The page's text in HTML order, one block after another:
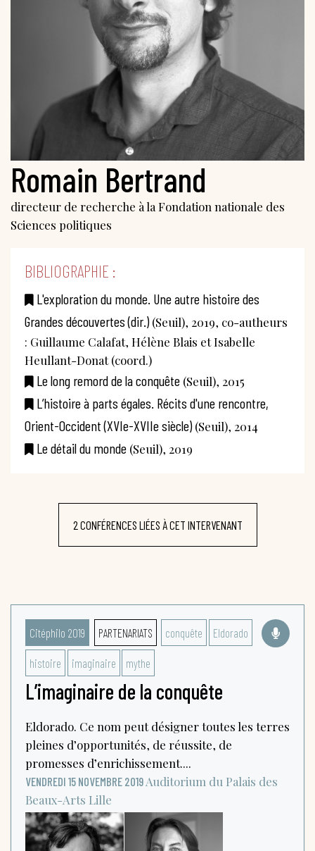
Romain Bertrand
directeur de recherche à la Fondation nationale des
Sciences politiques
BIBLIOGRAPHIE :
L'exploration du monde. Une autre histoire des
Grandes découvertes (dir.)(Seuil), 2019, co-autheurs
: Guillaume Calafat, Hélène Blais et Isabelle
Heullant-Donat (coord.)
Le long remord de la conquête (Seuil), 2015
L’histoire à parts égales. Récits d'une rencontre,
Orient-Occident (XVIe-XVIIe siècle)(Seuil), 2014
Le détail du monde (Seuil), 2019
2 CONFÉRENCES LIÉES À CET INTERVENANT
Citéphilo 2019 PARTENARIATS conquête Eldorado
histoire imaginaire mythe
L’imaginaire de la conquête
Eldorado. Ce nom peut désigner toutes les terres
pleines d’opportunités, de réussite, de
promesses d’enrichissement....
VENDREDI 15 NOVEMBRE 2019Auditorium du Palais des
Beaux-Arts Lille